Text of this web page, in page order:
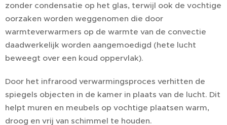
zonder condensatie op het glas, terwijl ook de vochtige
oorzaken worden weggenomen die door
warmteverwarmers op de warmte van de convectie
daadwerkelijk worden aangemoedigd (hete lucht
beweegt over een koud oppervlak).
Door het infrarood verwarmingsproces verhitten de
spiegels objecten in de kamer in plaats van de lucht. Dit
helpt muren en meubels op vochtige plaatsen warm,
droog en vrij van schimmel te houden.